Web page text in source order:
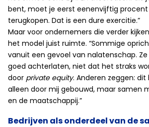
bent, moet je eerst eenenvijftig
terugkopen. Dat is een dure exercitie.”
Maar voor ondernemers die verder
het model juist ruimte. “Sommige
vanuit een gevoel van nalatenschap.
goed achterlaten, niet dat het straks
door private equity. Anderen zeggen: dit
alleen door mij gebouwd, maar samen
en de maatschappij.”
Bedrijven als onderdeel van de